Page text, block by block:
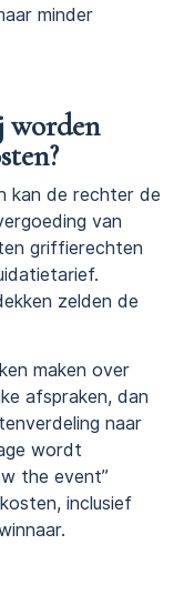
minder
worden
kan de rechter de
van
griffierechten
zelden de
maken over
afspraken, dan
naar
wordt
the event”
inclusief